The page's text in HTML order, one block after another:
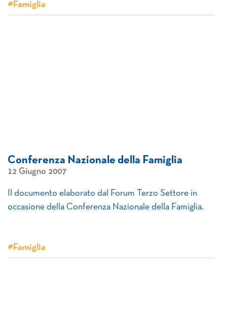
#Famiglia
Conferenza Nazionale della Famiglia
12 Giugno 2007
Il documento elaborato dal Forum Terzo Settore in
occasione della Conferenza Nazionale della Famiglia.
#Famiglia